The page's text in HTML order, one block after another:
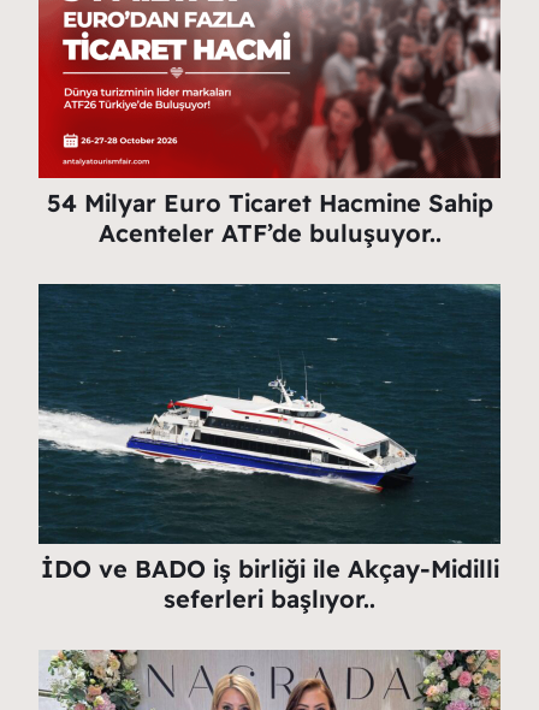
54 Milyar Euro Ticaret Hacmine Sahip
Acenteler ATF’de buluşuyor..
İDO ve BADO iş birliği ile Akçay-Midilli
seferleri başlıyor..